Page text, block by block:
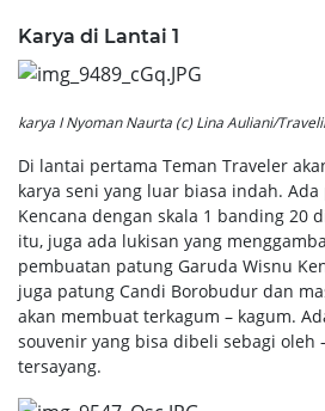
Karya di Lantai 1
karya I Nyoman Naurta (c) Lina Auliani/
Di lantai pertama Teman Traveler
karya seni yang luar biasa indah.
Kencana dengan skala 1 banding 20
itu, juga ada lukisan yang
pembuatan patung Garuda Wisnu
juga patung Candi Borobudur dan
akan membuat terkagum – kagum.
souvenir yang bisa dibeli sebagi oleh
tersayang.